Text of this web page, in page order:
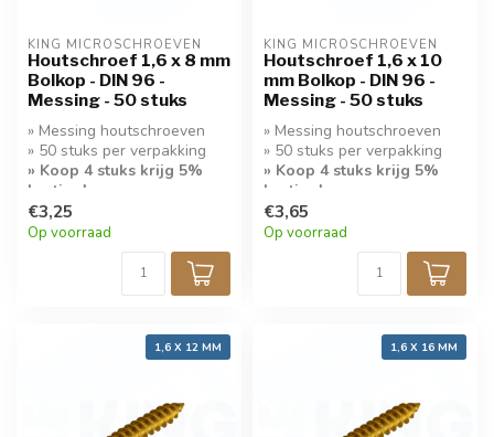
KING MICROSCHROEVEN
Houtschroef 1,6 x 8 mm
Bolkop - DIN 96 -
Messing - 50 stuks
» Messing houtschroeven
» 50 stuks per verpakking
» Koop 4 stuks krijg 5%
korting!
» Bolkop met sleuf
€3,25
Op voorraad
KING MICROSCHROEVEN
Houtschroef 1,6 x 10
mm Bolkop - DIN 96 -
Messing - 50 stuks
» Messing houtschroeven
» 50 stuks per verpakking
» Koop 4 stuks krijg 5%
korting!
» Bolkop met sleuf
€3,65
Op voorraad
1,6 X 12 MM 1,6 X 16 MM